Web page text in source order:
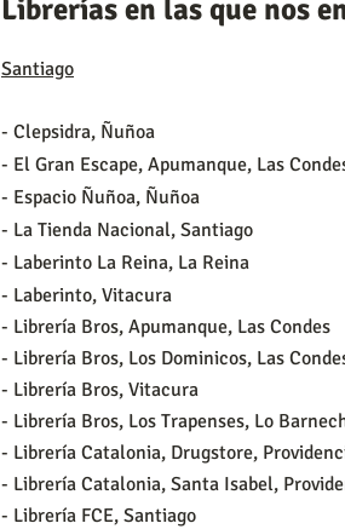
Librerías en las que nos
Santiago
- Clepsidra, Ñuñoa
- El Gran Escape, Apumanque, Las
- Espacio Ñuñoa, Ñuñoa
- La Tienda Nacional, Santiago
- Laberinto La Reina, La Reina
- Laberinto, Vitacura
- Librería Bros, Apumanque, Las Condes
- Librería Bros, Los Dominicos, Las
- Librería Bros, Vitacura
- Librería Bros, Los Trapenses, Lo
- Librería Catalonia, Drugstore,
- Librería Catalonia, Santa Isabel,
- Librería FCE, Santiago